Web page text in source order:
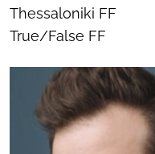
Thessaloniki FF
True/False FF